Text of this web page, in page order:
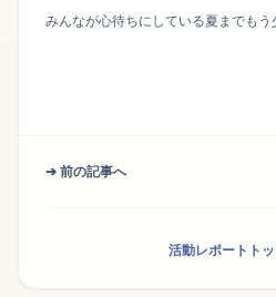
みんなが心待ちにしている夏までもう
➔ 前の記事へ
活動レポートト